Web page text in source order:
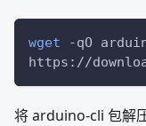
wget -qO
https://
将 arduino-cli 包解